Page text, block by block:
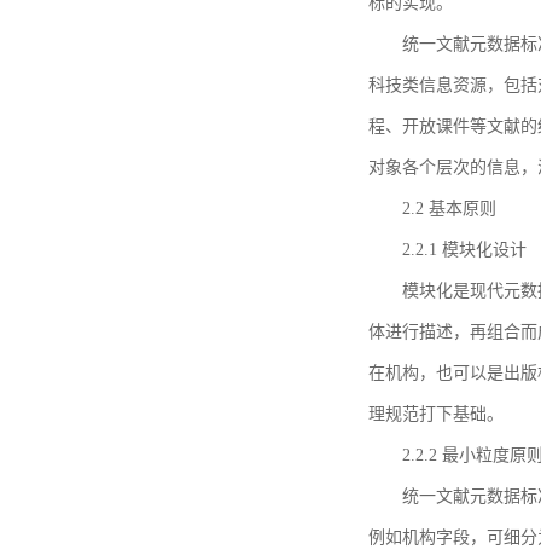
统一文献元数据
科技类信息资源，包
程、开放课件等文献
对象各个层次的信息
2.2 基本原则
2.2.1 模块化设计
模块化是现代元
体进行描述，再组合
在机构，也可以是出
理规范打下基础。
2.2.2 最小粒度原
统一文献元数据
例如机构字段，可细